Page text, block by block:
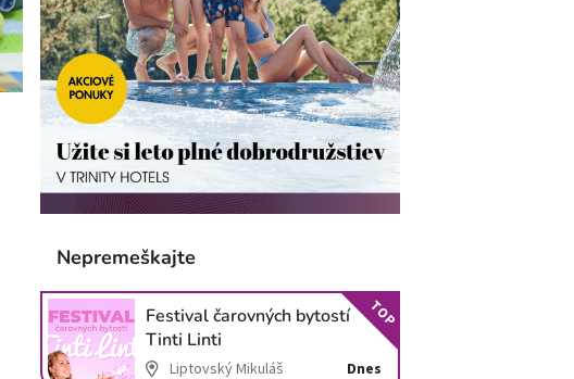
Nepremeškajte
Festival čarovných bytostí
Tinti Linti
Liptovský Mikuláš Dnes
TOP